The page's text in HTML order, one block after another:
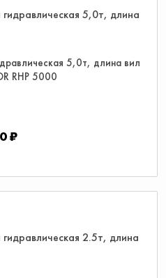
5,0т, длина вил
RHP 5000
₽